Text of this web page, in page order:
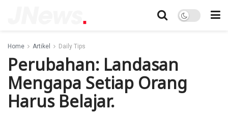
Home Artikel Daily Tips
Perubahan: Landasan
Mengapa Setiap Orang
Harus Belajar.